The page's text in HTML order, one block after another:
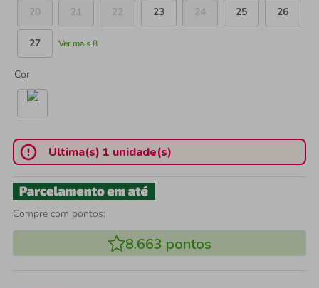
20
21 22 23 24 25 26
27 Ver mais 8
Cor
Última(s) 1 unidade(s)
Compre com pontos:
8.663 pontos